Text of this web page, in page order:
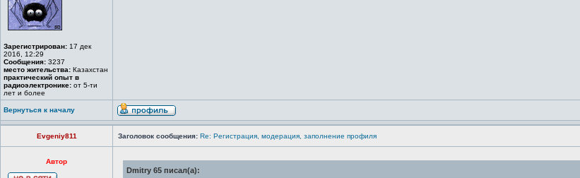
Зарегистрирован: 17 дек
2016, 12:29
Сообщения: 3237
место жительства: Казахстан
практический опыт в
радиоэлектронике: от 5-ти
лет и более
Вернуться к началу
Evgeniy811 Заголовок сообщения: Re: Регистрация, модерация, заполнение профиля
Автор
Dmitry 65 писал(а):